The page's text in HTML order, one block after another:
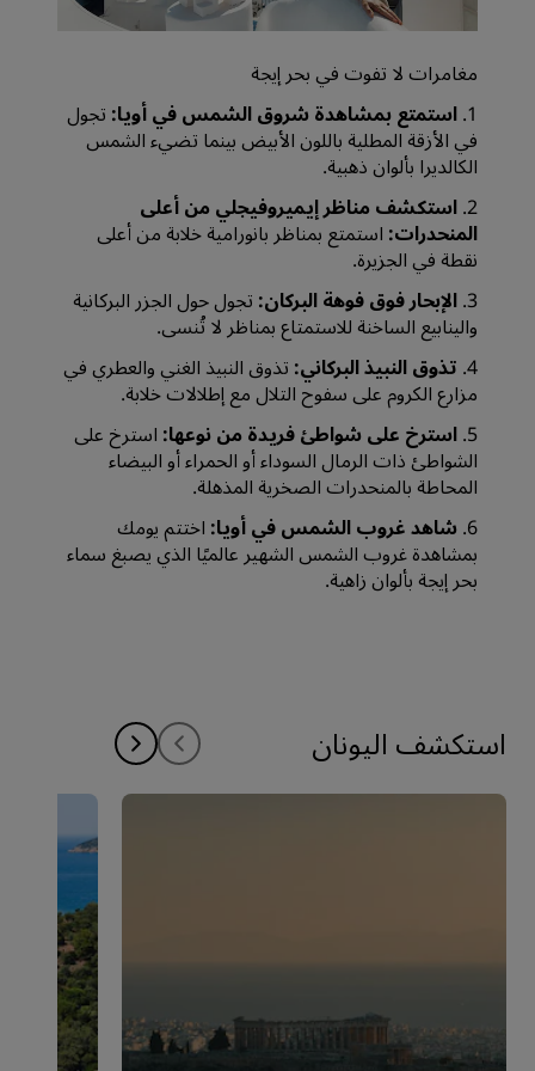
مغامرات لا تفوت في بحر إيجة
1. استمتع بمشاهدة شروق الشمس في أويا: تجول
في الأزقة المطلية باللون الأبيض بينما تضيء الشمس
الكالديرا بألوان ذهبية.
2. استكشف مناظر إيميروفيجلي من أعلى
المنحدرات: استمتع بمناظر بانورامية خلابة من أعلى
نقطة في الجزيرة.
3. الإبحار فوق فوهة البركان: تجول حول الجزر البركانية
والينابيع الساخنة للاستمتاع بمناظر لا تُنسى.
4. تذوق النبيذ البركاني: تذوق النبيذ الغني والعطري في
مزارع الكروم على سفوح التلال مع إطلالات خلابة.
5. استرخ على شواطئ فريدة من نوعها: استرخ على
الشواطئ ذات الرمال السوداء أو الحمراء أو البيضاء
المحاطة بالمنحدرات الصخرية المذهلة.
6. شاهد غروب الشمس في أويا: اختتم يومك
بمشاهدة غروب الشمس الشهير عالميًا الذي يصبغ سماء
بحر إيجة بألوان زاهية.
استكشف اليونان